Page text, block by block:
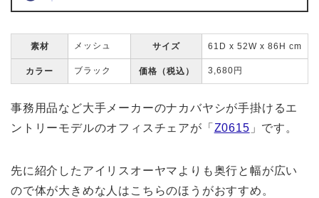
素材 メッシュ サイズ 61D x 52W x 86H cm
カラー ブラック 価格（税込） 3,680円
事務用品など大手メーカーのナカバヤシが手掛けるエ
ントリーモデルのオフィスチェアが「 Z0615 」です。
先に紹介したアイリスオーヤマよりも奥行と幅が広い
ので体が大きめな人はこちらのほうがおすすめ。